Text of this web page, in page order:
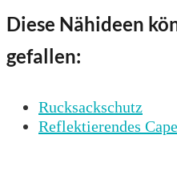
Diese Nähideen
gefallen:
Rucksackschutz
Reflektierendes Cape